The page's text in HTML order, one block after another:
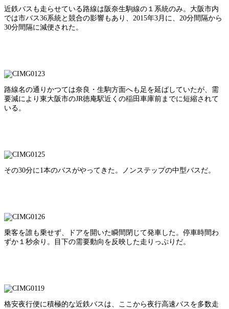
近鉄バスも走らせている路線は阪奈生駒線の１系統のみ。大阪市内
では市バス36系統と競合の影響もあり、2015年3月に、20分間隔から
30分間隔に減便された。
路線名の通りかつては奈良・生駒方面へも足を延ばしていたが、需
要減により東大阪市のJR徳庵駅近くの稲田車庫前までに短縮されて
いる。
その30分に1本のバスがやってきた。ノンステップの中型バスだ。
乗客を誰も乗せず、ドアを開いた瞬間閉じて発車した。停車時間わ
ずか１秒余り。目下の需要動向を反映した走りっぷりだ。
格安夜行便に積極的な近鉄バスは、ここから夜行高速バスを多数走